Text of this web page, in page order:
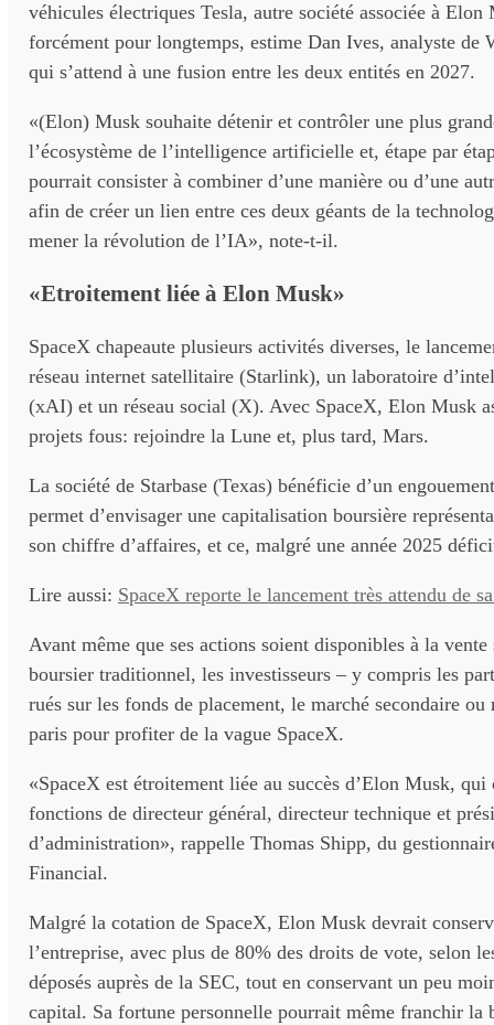
véhicules électriques Tesla, autre société associée à Elon
forcément pour longtemps, estime Dan Ives, analyste de
qui s’attend à une fusion entre les deux entités en 2027.
«(Elon) Musk souhaite détenir et contrôler une plus
l’écosystème de l’intelligence artificielle et, étape par
pourrait consister à combiner d’une manière ou d’une
afin de créer un lien entre ces deux géants de la
mener la révolution de l’IA», note-t-il.
«Etroitement liée à Elon Musk»
SpaceX chapeaute plusieurs activités diverses, le
réseau internet satellitaire (Starlink), un laboratoire
(xAI) et un réseau social (X). Avec SpaceX, Elon Musk
projets fous: rejoindre la Lune et, plus tard, Mars.
La société de Starbase (Texas) bénéficie d’un
permet d’envisager une capitalisation boursière
son chiffre d’affaires, et ce, malgré une année 2025
Lire aussi: SpaceX reporte le lancement très attendu de
Avant même que ses actions soient disponibles à la vente
boursier traditionnel, les investisseurs – y compris les
rués sur les fonds de placement, le marché secondaire ou
paris pour profiter de la vague SpaceX.
«SpaceX est étroitement liée au succès d’Elon Musk, qui
fonctions de directeur général, directeur technique et
d’administration», rappelle Thomas Shipp, du
Financial.
Malgré la cotation de SpaceX, Elon Musk devrait
l’entreprise, avec plus de 80% des droits de vote, selon
déposés auprès de la SEC, tout en conservant un peu
capital. Sa fortune personnelle pourrait même franchir la